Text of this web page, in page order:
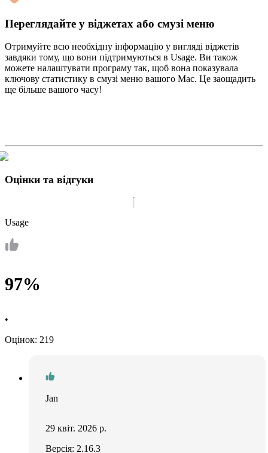
Переглядайте у віджетах або смузі меню
Отримуйте всю необхідну інформацію у вигляді віджетів
завдяки тому, що вони підтримуються в Usage. Ви також
можете налаштувати програму так, щоб вона показувала
ключову статистику в смузі меню вашого Mac. Це заощадить
ще більше вашого часу!
Оцінки та відгуки
Usage
97%
•
Оцінок: 219
Jan
29 квіт. 2026 р.
Версія: 2.16.3